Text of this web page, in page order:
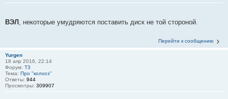
ВЭЛ , некоторые умудряются поставить диск не той стороной.
Перейти к сообщению
Yurgen
18 апр 2016, 22:14
Форум: T3
Тема: Про "колхоз"
Ответы: 944
Просмотры: 309907